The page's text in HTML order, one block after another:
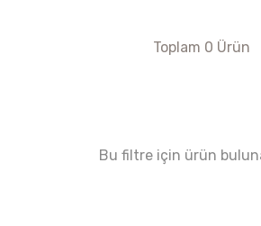
Toplam 0 Ürün
Bu filtre için ürün